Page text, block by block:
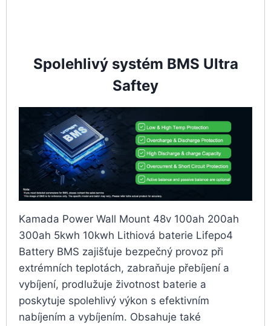
Spolehlivý systém BMS Ultra
Saftey
Kamada Power Wall Mount 48v 100ah 200ah
300ah 5kwh 10kwh Lithiová baterie Lifepo4
Battery BMS zajišťuje bezpečný provoz při
extrémních teplotách, zabraňuje přebíjení a
vybíjení, prodlužuje životnost baterie a
poskytuje spolehlivý výkon s efektivním
nabíjením a vybíjením. Obsahuje také